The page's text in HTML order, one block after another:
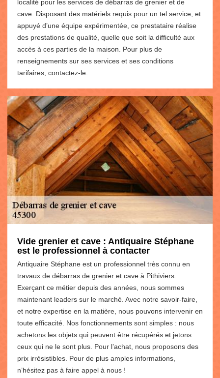
localité pour les services de débarras de grenier et de
cave. Disposant des matériels requis pour un tel service, et
appuyé d’une équipe expérimentée, ce prestataire réalise
des prestations de qualité, quelle que soit la difficulté aux
accès à ces parties de la maison. Pour plus de
renseignements sur ses services et ses conditions
tarifaires, contactez-le.
Vide grenier et cave : Antiquaire Stéphane
est le professionnel à contacter
Antiquaire Stéphane est un professionnel très connu en
travaux de débarras de grenier et cave à Pithiviers.
Exerçant ce métier depuis des années, nous sommes
maintenant leaders sur le marché. Avec notre savoir-faire,
et notre expertise en la matière, nous pouvons intervenir en
toute efficacité. Nos fonctionnements sont simples : nous
achetons les objets qui peuvent être récupérés et jetons
ceux qui ne le sont plus. Pour l’achat, nous proposons des
prix irrésistibles. Pour de plus amples informations,
n’hésitez pas à faire appel à nous !